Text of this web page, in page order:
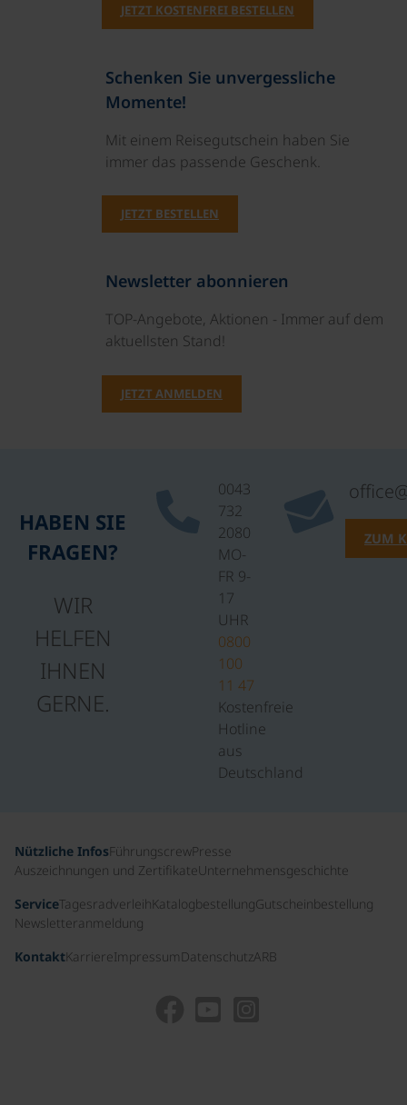
JETZT KOSTENFREI BESTELLEN
Schenken Sie unvergessliche
Momente!
Mit einem Reisegutschein haben Sie
immer das passende Geschenk.
JETZT BESTELLEN
Newsletter abonnieren
TOP-Angebote, Aktionen - Immer auf dem
aktuellsten Stand!
JETZT ANMELDEN
HABEN SIE
FRAGEN?
WIR
HELFEN
IHNEN
GERNE.
0043
732
2080
MO-
FR 9-
17
UHR
0800
100
11 47
Kostenfreie
Hotline
aus
Deutschland
ZUM
Nützliche InfosFührungscrewPresse
Auszeichnungen und ZertifikateUnternehmensgeschichte
ServiceTagesradverleihKatalogbestellungGutscheinbestellung
Newsletteranmeldung
KontaktKarriereImpressum DatenschutzARB